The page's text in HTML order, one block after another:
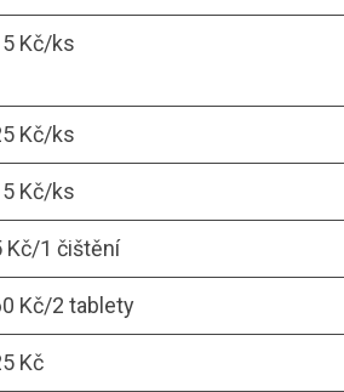
Kč/ks
Kč/ks
Kč/ks
Kč/1 čištění
Kč/2 tablety
Kč